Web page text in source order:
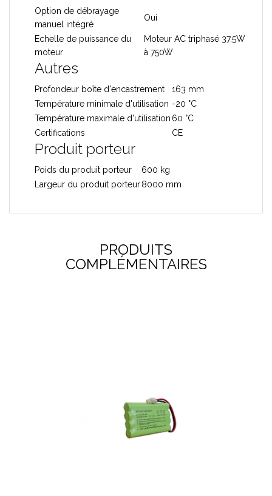
Option de débrayage
manuel intégré
Oui
Echelle de puissance du
moteur
Moteur AC triphasé 37,5W
à 750W
Autres
Profondeur boîte d'encastrement
163 mm
Température minimale d'utilisation -20 °C
Température maximale d'utilisation 60 °C
Certifications
CE
Produit porteur
Poids du produit porteur
600 kg
Largeur du produit porteur8000 mm
PRODUITS
COMPLÉMENTAIRES